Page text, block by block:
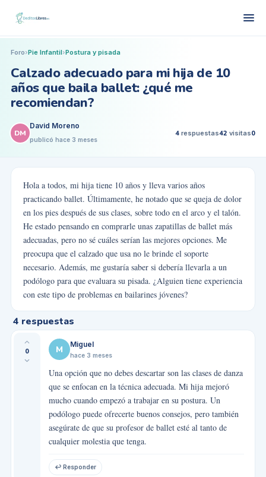
Foro›Pie Infantil›Postura y pisada
Calzado adecuado para mi hija de 10
años que baila ballet: ¿qué me
recomiendan?
DM
David Moreno
publicó hace 3 meses
4 respuestas42 visitas0
Hola a todos, mi hija tiene 10 años y lleva varios años
practicando ballet. Últimamente, he notado que se queja de dolor
en los pies después de sus clases, sobre todo en el arco y el talón.
He estado pensando en comprarle unas zapatillas de ballet más
adecuadas, pero no sé cuáles serían las mejores opciones. Me
preocupa que el calzado que usa no le brinde el soporte
necesario. Además, me gustaría saber si debería llevarla a un
podólogo para que evaluara su pisada. ¿Alguien tiene experiencia
con este tipo de problemas en bailarines jóvenes?
4 respuestas
0 M Miguel
hace 3 meses
Una opción que no debes descartar son las clases de danza
que se enfocan en la técnica adecuada. Mi hija mejoró
mucho cuando empezó a trabajar en su postura. Un
podólogo puede ofrecerte buenos consejos, pero también
asegúrate de que su profesor de ballet esté al tanto de
cualquier molestia que tenga.
↩ Responder